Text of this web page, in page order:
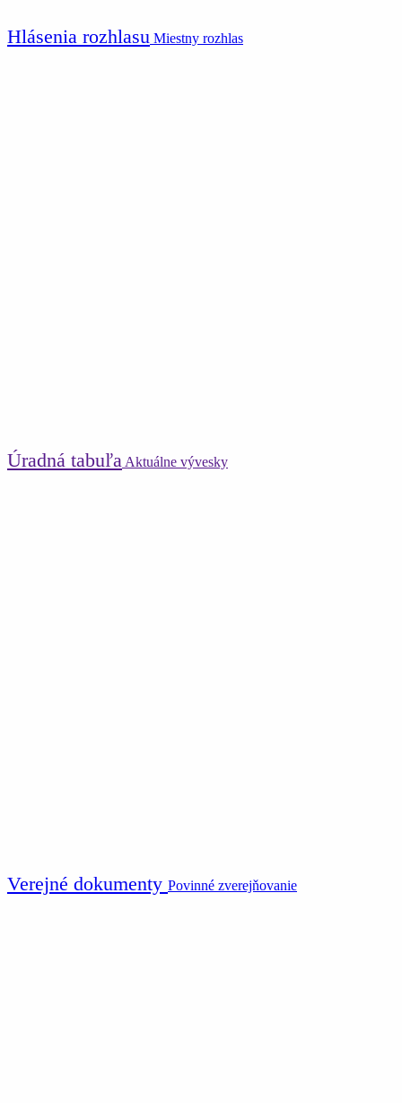
Hlásenia rozhlasu Miestny rozhlas
Úradná tabuľa Aktuálne vývesky
Verejné dokumenty Povinné zverejňovanie